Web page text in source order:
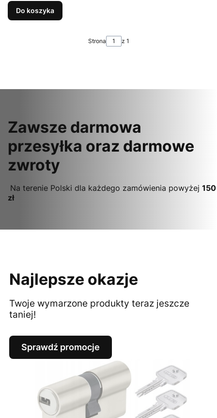
Do koszyka
Strona z 1
Zawsze darmowa
przesyłka oraz darmowe
zwroty
Na terenie Polski dla każdego zamówienia powyżej 150
zł
Najlepsze okazje
Twoje wymarzone produkty teraz jeszcze
taniej!
Sprawdź promocje